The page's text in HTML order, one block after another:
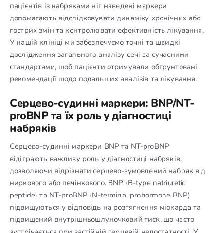
пацієнтів із набряками ніг наведені маркери
допомагають відслідковувати динаміку хронічних або
гострих змін та контролювати ефективність лікування.
У нашій клініці ми забезпечуємо точні та швидкі
дослідження загального аналізу сечі за сучасними
стандартами, щоб пацієнти отримували обґрунтовані
рекомендації щодо подальших аналізів та лікування.
Серцево-судинні маркери: BNP/NT-
proBNP та їх роль у діагностиці
набряків
Серцево-судинні маркери BNP та NT-proBNP
відіграють важливу роль у діагностиці набряків,
дозволяючи відрізняти серцево-зумовлений набряк від
ниркового або печінкового. BNP (B-type natriuretic
peptide) та NT-proBNP (N-terminal prohormone BNP)
підвищуються у відповідь на розтягнення міокарда та
підвищений внутрішньошлуночковий тиск, що часто